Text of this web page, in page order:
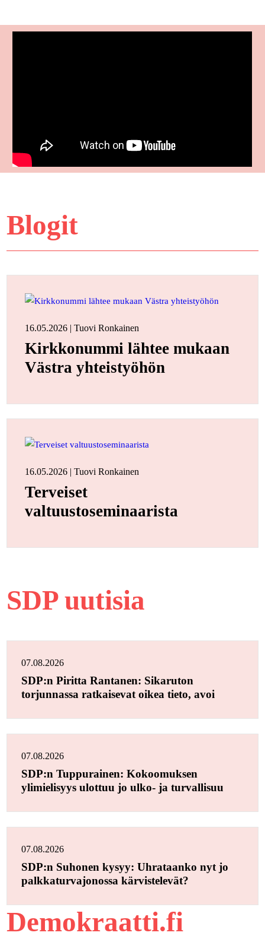
Blogit
16.05.2026 | Tuovi Ronkainen
Kirkkonummi lähtee mukaan
Västra yhteistyöhön
16.05.2026 | Tuovi Ronkainen
Terveiset
valtuustoseminaarista
SDP uutisia
07.08.2026
SDP:n Piritta Rantanen: Sikaruton
torjunnassa ratkaisevat oikea tieto, avoi
07.08.2026
SDP:n Tuppurainen: Kokoomuksen
ylimielisyys ulottuu jo ulko- ja turvallisuu
07.08.2026
SDP:n Suhonen kysyy: Uhrataanko nyt jo
palkkaturvajonossa kärvistelevät?
Demokraatti.fi